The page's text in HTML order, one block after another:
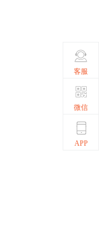
客服
微信
APP